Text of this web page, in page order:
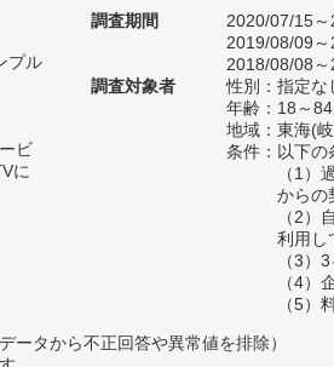
プル
ビ
に
調査期間
2020/07/15
2019/08/09
2018/08/08
調査対象者
性別：指定な
年齢：18～
地域：東海(
条件：以下の
（1）
からの
（2）
利用し
（3）
（4）
（5）
タから不正回答や異常値を排除）